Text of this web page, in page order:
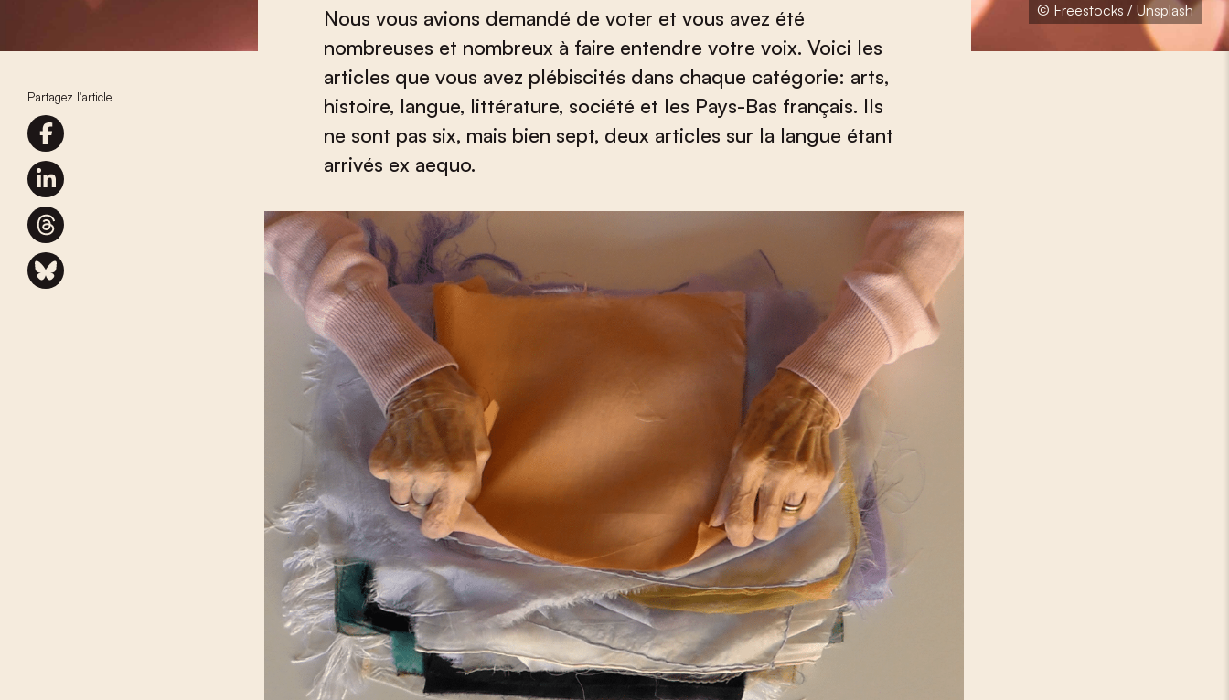
© Freestocks / Unsplash
Partagez l'article
Nous vous avions demandé de voter et vous avez été
nombreuses et nombreux à faire entendre votre voix. Voici les
articles que vous avez plébiscités dans chaque catégorie: arts,
histoire, langue, littérature, société et les Pays-Bas français. Ils
ne sont pas six, mais bien sept, deux articles sur la langue étant
arrivés ex aequo.